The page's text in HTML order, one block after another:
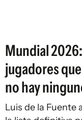
Mundial
jugadores
no hay
Luis de la Fuente